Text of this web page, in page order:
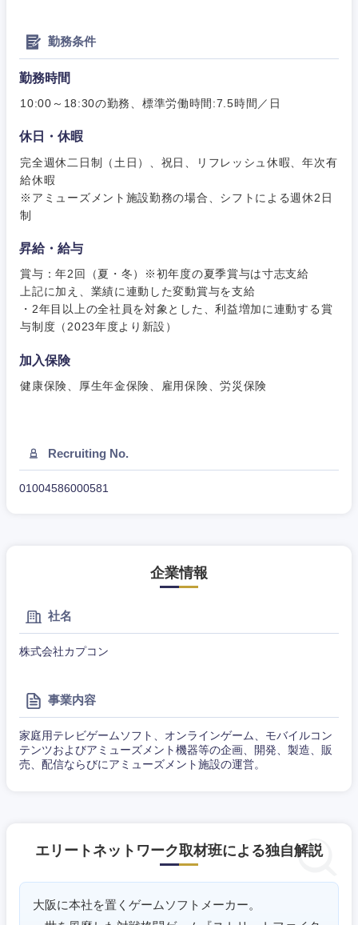
勤務条件
勤務時間
10:00～18:30の勤務、標準労働時間:7.5時間／日
休日・休暇
完全週休二日制（土日）、祝日、リフレッシュ休暇、年次有
給休暇
※アミューズメント施設勤務の場合、シフトによる週休2日
制
昇給・給与
賞与：年2回（夏・冬）※初年度の夏季賞与は寸志支給
上記に加え、業績に連動した変動賞与を支給
・2年目以上の全社員を対象とした、利益増加に連動する賞
与制度（2023年度より新設）
加入保険
健康保険、厚生年金保険、雇用保険、労災保険
Recruiting No.
01004586000581
企業情報
社名
株式会社カプコン
事業内容
家庭用テレビゲームソフト、オンラインゲーム、モバイルコン
テンツおよびアミューズメント機器等の企画、開発、製造、販
売、配信ならびにアミューズメント施設の運営。
エリートネットワーク取材班による独自解説
大阪に本社を置くゲームソフトメーカー。
甲信越・北陸
新潟県 富山県
石川県
東海地方
岐阜県 静岡県